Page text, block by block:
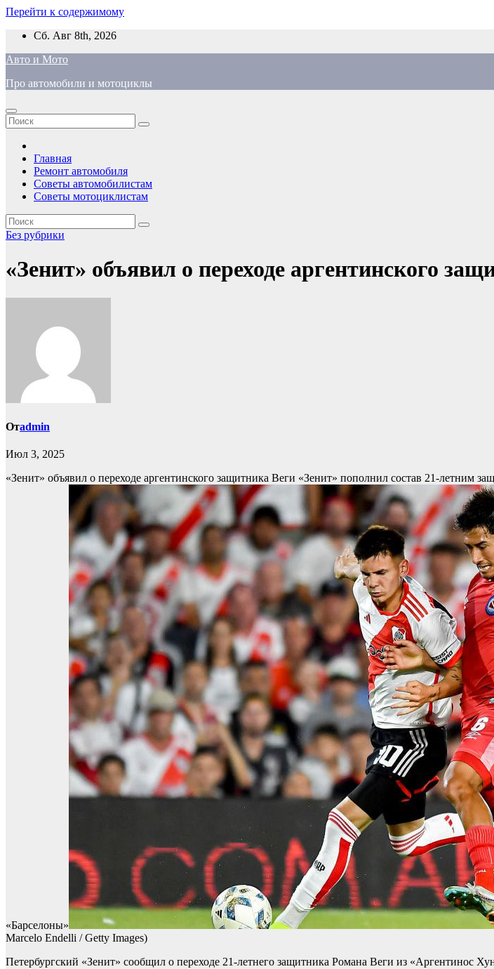
Перейти к содержимому
Сб. Авг 8th, 2026
Авто и Мото
Про автомобили и мотоциклы
Главная
Ремонт автомобиля
Советы автомобилистам
Советы мотоциклистам
Без рубрики
«Зенит» объявил о переходе аргентинского
Отadmin
Июл 3, 2025
«Зенит» объявил о переходе аргентинского защитника Веги «Зенит» пополнил состав 21-летним
«Барселоны»
Marcelo Endelli / Getty Images)
Петербургский «Зенит» сообщил о переходе 21-летнего защитника Романа Веги из «Аргентинос